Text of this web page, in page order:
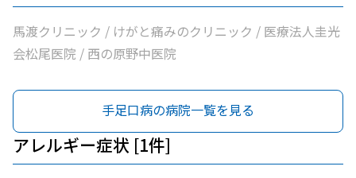
馬渡クリニック / けがと痛みのクリニック / 医療法人圭光
会松尾医院 / 西の原野中医院
手足口病の病院一覧を見る
アレルギー症状 [1件]